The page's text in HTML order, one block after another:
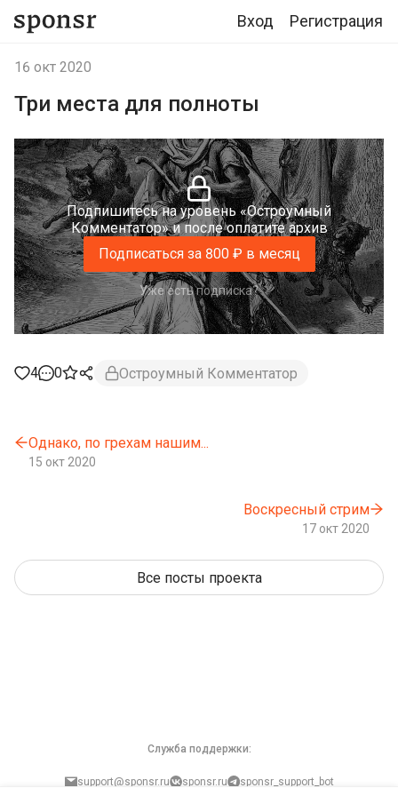
Вход Регистрация
16 окт 2020
Три места для полноты
Подпишитесь на уровень «Остроумный
Комментатор» и после оплатите архив
Подписаться за 800 ₽ в месяц
Уже есть подписка?
4 0 Остроумный Комментатор
Однако, по грехам нашим...
15 окт 2020
Воскресный стрим
17 окт 2020
Все посты проекта
Служба поддержки:
support@sponsr.ru sponsr.ru sponsr_support_bot